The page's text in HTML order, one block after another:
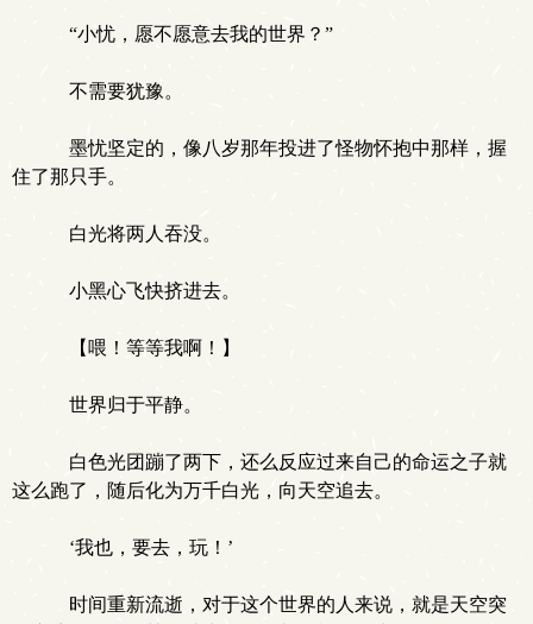
“小忧，愿不愿意去我的世界？”
不需要犹豫。
墨忧坚定的，像八岁那年投进了怪物怀抱中那样，握
住了那只手。
白光将两人吞没。
小黑心飞快挤进去。
【喂！等等我啊！】
世界归于平静。
白色光团蹦了两下，还么反应过来自己的命运之子就
这么跑了，随后化为万千白光，向天空追去。
‘我也，要去，玩！’
时间重新流逝，对于这个世界的人来说，就是天空突